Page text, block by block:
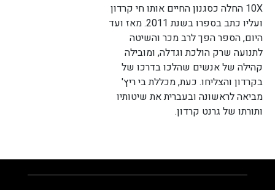
10X החלה כסגנון החיים אותו חי קרדון
ועליו כתב בספרו בשנת 2011. מאז ועד
היום, הספר הפך לרב מכר והשיטה
לתנועה שרק הולכת וגדלה, ומובילה
קהילה של אנשים שהלכו בדרכו של
בקרדון והצליחו. כעת, מכללת בי ריץ'
מביאה לראשונה ובעברית את שיטותיו
ותורתו של גרנט קרדון.